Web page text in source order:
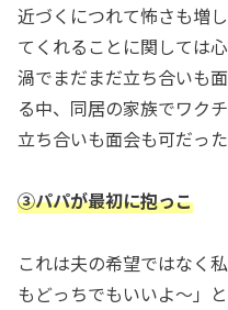
近づくにつれて怖さも増
てくれることに関しては
渦でまだまだ立ち合いも
る中、同居の家族でワク
立ち合いも面会も可だっ
③パパが最初に抱っこ
これは夫の希望ではなく
もどっちでもいいよ～」